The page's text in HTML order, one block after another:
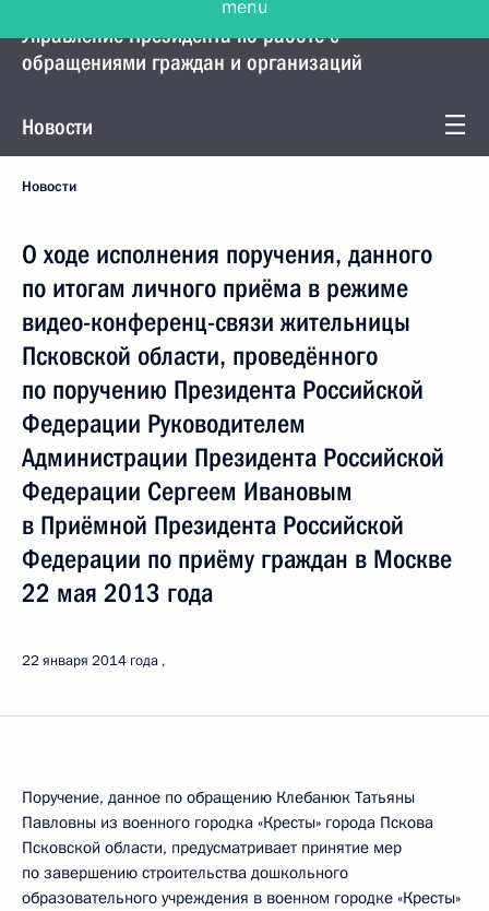
Управление Президента по работе с
обращениями граждан и организаций
Новости
Новости
О ходе исполнения поручения, данного
по итогам личного приёма в режиме
видео-конференц-связи жительницы
Псковской области, проведённого
по поручению Президента Российской
Федерации Руководителем
Администрации Президента Российской
Федерации Сергеем Ивановым
в Приёмной Президента Российской
Федерации по приёму граждан в Москве
22 мая 2013 года
22 января 2014 года
Поручение, данное по обращению Клебанюк Татьяны
Павловны из военного городка «Кресты» города Пскова
Псковской области, предусматривает принятие мер
по завершению строительства дошкольного
образовательного учреждения в военном городке «Кресты»